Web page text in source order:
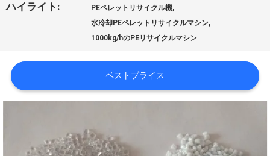
工
ハイライト: PEペレットリサイクル機,
水冷却PEペレットリサイクルマシン,
1000kg/hのPEリサイクルマシン
ベストプライス